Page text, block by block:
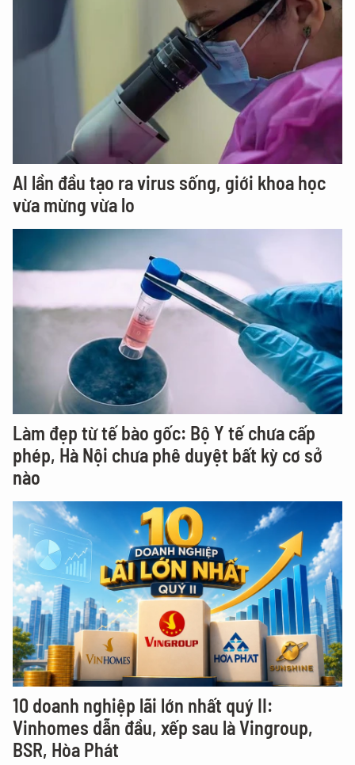
AI lần đầu tạo ra virus sống, giới khoa học
vừa mừng vừa lo
Làm đẹp từ tế bào gốc: Bộ Y tế chưa cấp
phép, Hà Nội chưa phê duyệt bất kỳ cơ sở
nào
10 doanh nghiệp lãi lớn nhất quý II:
Vinhomes dẫn đầu, xếp sau là Vingroup,
BSR, Hòa Phát